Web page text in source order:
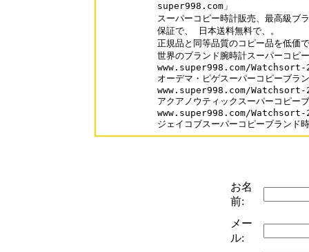
super998.com」
スーパーコピー時計販売、最高級ブ
保証で、 日本送料無料で、。
正規品と同等品質のコピー品を低価
世界のブランド腕時計スーパーコピ
www.super998.com/
オーデマ・ピゲスーパーコピーブラ
www.super998.com/
アクアノウティックスーパーコピー
www.super998.com/
ジェイコブスーパーコピーブランド
お名
前:
メー
ル: